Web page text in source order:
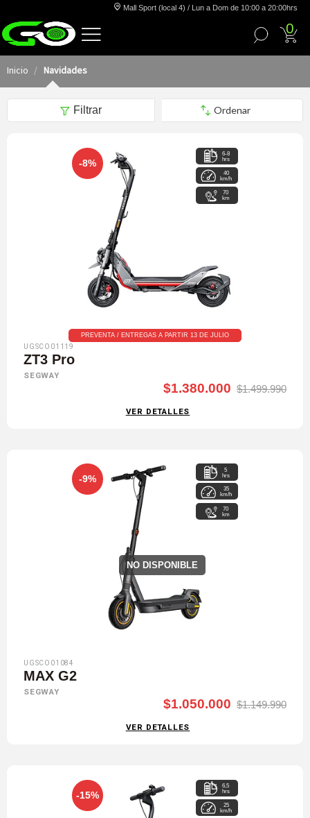
Mall Sport (local 4) / Lun a Dom de 10:00 a 20:00hrs
0
Inicio Navidades
Filtrar
-8%
6-8
hrs
40
km/h
70
km
PREVENTA / ENTREGAS A PARTIR 13 DE JULIO
UGSCO01119
ZT3 Pro
SEGWAY
$1.380.000 $1.499.990
VER DETALLES
-9%
NO DISPONIBLE
5
hrs
35
km/h
70
km
UGSCO01084
MAX G2
SEGWAY
$1.050.000 $1.149.990
VER DETALLES
-15%
6,5
hrs
25
km/h